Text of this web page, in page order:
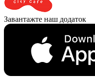
Завантажте наш додаток